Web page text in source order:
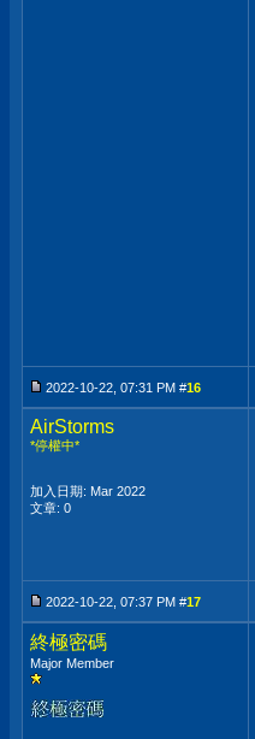
2022-10-22, 07:31 PM #16
AirStorms
*停權中*
加入日期: Mar 2022
文章: 0
2022-10-22, 07:37 PM #17
終極密碼
Major Member